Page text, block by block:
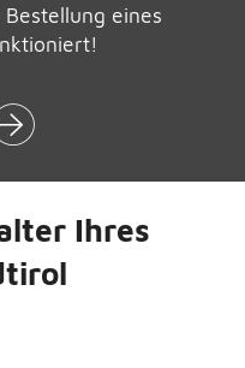
eines
Ihres